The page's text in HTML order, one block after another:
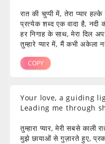
रात की चुप्पी में, तेरा प्यार
प्रत्येक शब्द एक वादा है, नदी
हर निगाह के साथ, मेरा दिल
तुम्हारे प्यार में, मैं कभी अकेला
COPY
Your love, a guiding
Leading me through
तुम्हारा प्यार, मेरी सबसे काली
मुझे छायाओं से गुज़ारते हुए,